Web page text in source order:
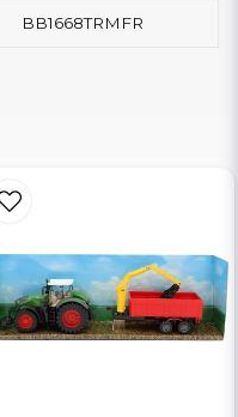
BB1668TRMFR